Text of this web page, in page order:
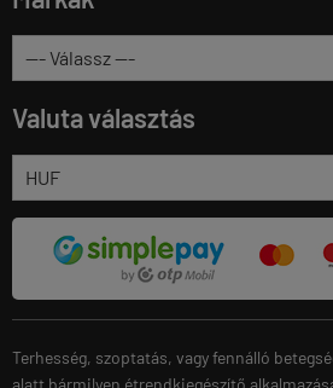
Valuta választás
Terhesség, szoptatás, vagy fennálló
alatt bármilyen étrendkiegészítő